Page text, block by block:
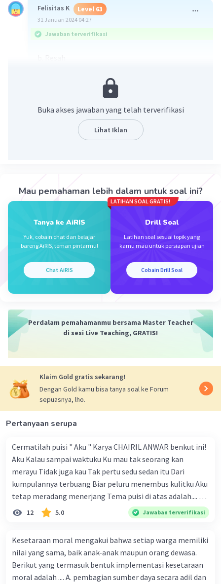
Felisitas K Level 63
31 Januari 2024 04:27
Jawaban terverifikasi
konkret dan kata resah merupakan kata yang
menggambarkan perasaan.
Beri Rating Balas
Iklan
Jawaban yang benar adalah:
Beri Rating·0.0(0 Balas
Buka akses jawaban yang telah terverifikasi
Lihat Iklan
Mau pemahaman lebih dalam untuk soal ini?
Tanya ke AiRIS
Yuk, cobain chat dan belajar
bareng AiRIS, teman pintarmu!
Chat AiRIS
LATIHAN SOAL GRATIS!
Drill Soal
Latihan soal sesuai topik yang
kamu mau untuk persiapan ujian
Cobain Drill Soal
Perdalam pemahamanmu bersama Master Teacher
di sesi Live Teaching, GRATIS!
Klaim Gold gratis sekarang!
Dengan Gold kamu bisa tanya soal ke Forum
sepuasnya, lho.
Pertanyaan serupa
Cermatilah puisi " Aku " Karya CHAIRIL ANWAR benkut ini!
Aku Kalau sampai waktuku Ku mau tak seorang kan
merayu Tidak juga kau Tak pertu sedu sedan itu Dari
kumpulannya terbuang Biar peluru menembus kulitku Aku
tetap meradang menerjang Tema puisi di atas adalah.... A.
ketekunan dan kemauan seseorang dalam
memperjuangan hak dirinya B. kemauan untuk hidup
mendapatkan cinta sejati D. seseorang yang tidak mau
diganggu oleh siapapun E. kepasrahan kepada keadaan
yang sedang terjadi
12 5.0 Jawaban terverifikasi
Kesetaraan moral mengakui bahwa setiap warga memiliki
nilai yang sama, baik anak-anak maupun orang dewasa.
Berikut yang termasuk bentuk implementasi kesetaraan
moral adalah .... A. pembagian sumber daya secara adil dan